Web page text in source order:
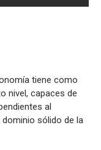
tiene como
nivel, capaces de
al
sólido de la